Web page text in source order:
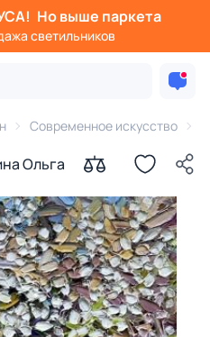
Но выше паркета
светильников
Современное искусство
Ольга